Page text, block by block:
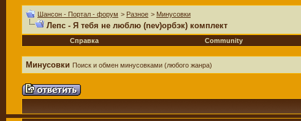
Шансон - Портал - форум > Разное > Минусовки
Лепс - Я тебя не люблю (nev)орбэк) комплект
Справка
Community
Минусовки Поиск и обмен минусовками (любого жанра)